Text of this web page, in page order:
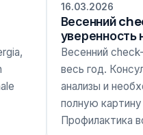
16.03.2026
Весенний
уверенность
Весенний
весь год.
анализы и
полную
Профилактика